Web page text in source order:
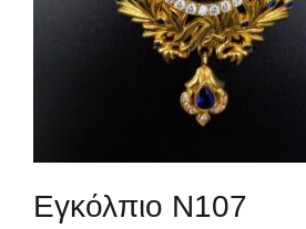
Εγκόλπιο Ν107